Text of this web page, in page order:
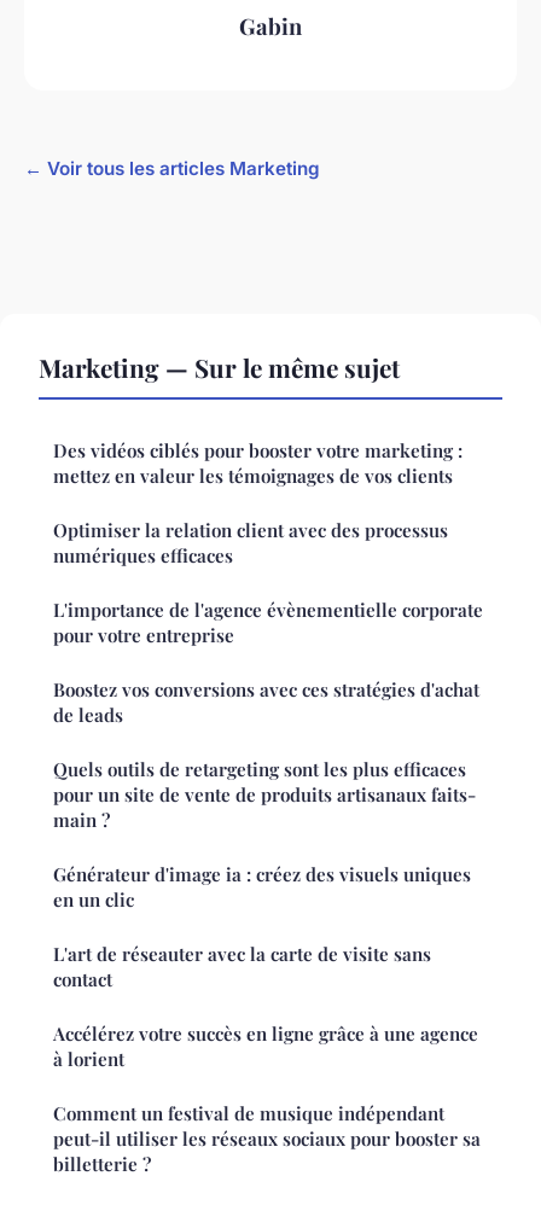
Gabin
← Voir tous les articles Marketing
Marketing — Sur le même sujet
Des vidéos ciblés pour booster votre marketing :
mettez en valeur les témoignages de vos clients
Optimiser la relation client avec des processus
numériques efficaces
L'importance de l'agence évènementielle corporate
pour votre entreprise
Boostez vos conversions avec ces stratégies d'achat
de leads
Quels outils de retargeting sont les plus efficaces
pour un site de vente de produits artisanaux faits-
main ?
Générateur d'image ia : créez des visuels uniques
en un clic
L'art de réseauter avec la carte de visite sans
contact
Accélérez votre succès en ligne grâce à une agence
à lorient
Comment un festival de musique indépendant
peut-il utiliser les réseaux sociaux pour booster sa
billetterie ?